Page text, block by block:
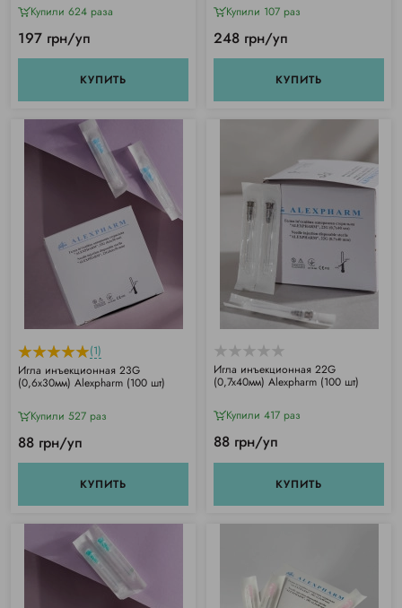
Купили 624 раза
197 грн/уп
КУПИТЬ
Купили 107 раз
248 грн/уп
КУПИТЬ
(1)
Игла инъекционная 23G
(0,6х30мм) Alexpharm (100 шт)
Купили 527 раз
88 грн/уп
КУПИТЬ
Игла инъекционная 22G
(0,7х40мм) Alexpharm (100 шт)
Купили 417 раз
88 грн/уп
КУПИТЬ